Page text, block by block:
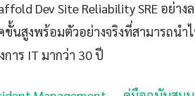
Dev Site Reliability SRE อย่า
ขั้นสูงพร้อมตัวอย่างจริงที่สามารถน
าร IT มากว่า 30 ปี